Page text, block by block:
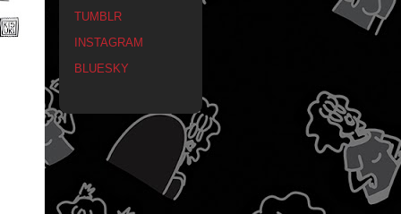
TUMBLR
INSTAGRAM
BLUESKY